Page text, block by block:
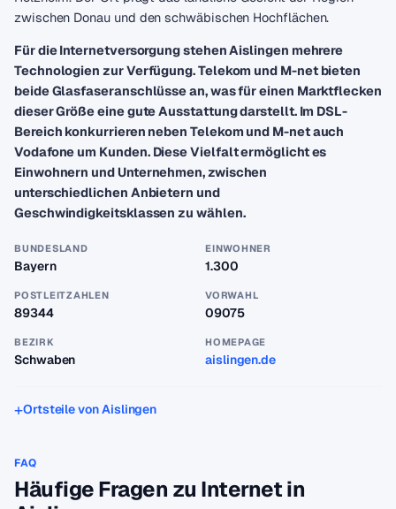
zwischen Donau und den schwäbischen Hochflächen.
Für die Internetversorgung stehen Aislingen mehrere
Technologien zur Verfügung. Telekom und M-net bieten
beide Glasfaseranschlüsse an, was für einen Marktflecken
dieser Größe eine gute Ausstattung darstellt. Im DSL-
Bereich konkurrieren neben Telekom und M-net auch
Vodafone um Kunden. Diese Vielfalt ermöglicht es
Einwohnern und Unternehmen, zwischen
unterschiedlichen Anbietern und
Geschwindigkeitsklassen zu wählen.
BUNDESLAND
Bayern
EINWOHNER
1.300
POSTLEITZAHLEN
89344
VORWAHL
09075
BEZIRK
Schwaben
HOMEPAGE
aislingen.de
Ortsteile von Aislingen
FAQ
Häufige Fragen zu Internet in